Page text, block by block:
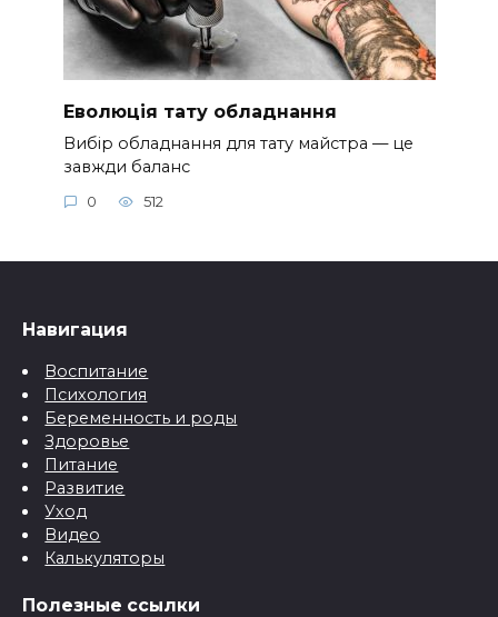
Еволюція тату обладнання
Вибір обладнання для тату майстра — це
завжди баланс
0 512
Навигация
Воспитание
Психология
Беременность и роды
Здоровье
Питание
Развитие
Уход
Видео
Калькуляторы
Полезные ссылки